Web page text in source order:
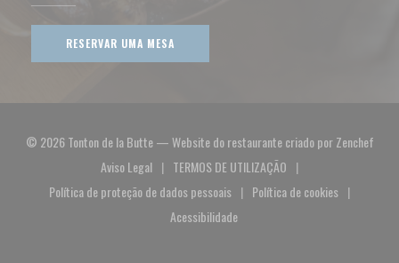
RESERVAR UMA MESA
© 2026 Tonton de la Butte — Website do restaurante criado porZenchef
Aviso Legal
((abre numa nova janela))
TERMOS DE UTILIZAÇÃO
((abre numa nova janela))
Política de proteção de dados pessoais
((abre numa nova janela))
Política de cookies
((abre numa nova
Acessibilidade
((abre numa nova janela))